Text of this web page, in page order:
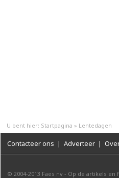
U bent hier: Startpagina » Lentedagen
Contacteer ons | Adverteer |
© 2004-2013 Faes nv - Op de artikels en